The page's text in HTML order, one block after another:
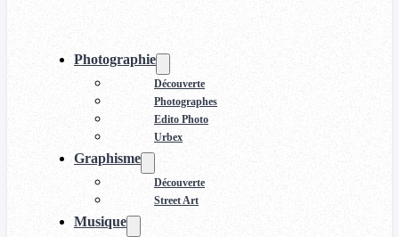
Photographie
Découverte
Photographes
Edito Photo
Urbex
Graphisme
Découverte
Street Art
Musique